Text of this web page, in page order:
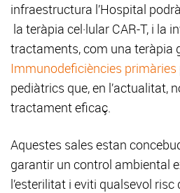
infraestructura l’Hospital
la teràpia cel·lular CAR-T, i la
tractaments, com una teràpia
Immunodeficiències primàries
pediàtrics que, en l’actualitat,
tractament eficaç.
Aquestes sales estan
garantir un control ambiental
l’esterilitat i eviti qualsevol